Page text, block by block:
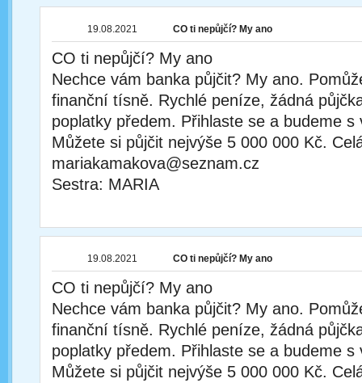
19.08.2021 CO ti nepůjčí? My ano
CO ti nepůjčí? My ano
Nechce vám banka půjčit? My ano.
finanční tísně. Rychlé peníze, žádná
poplatky předem. Přihlaste se a budeme s
Můžete si půjčit nejvýše 5 000 000 Kč.
mariakamakova@seznam.cz
Sestra: MARIA
19.08.2021 CO ti nepůjčí? My ano
CO ti nepůjčí? My ano
Nechce vám banka půjčit? My ano.
finanční tísně. Rychlé peníze, žádná
poplatky předem. Přihlaste se a budeme s
Můžete si půjčit nejvýše 5 000 000 Kč.